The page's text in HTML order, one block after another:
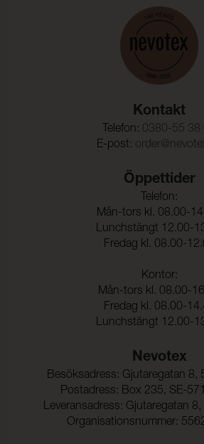
Kontakt
Telefon: 0380-55 38
E-post:
Öppettider
Telefon:
Mån-tors kl. 08.00-
Lunchstängt 12.00-
Fredag kl. 08.00-
Kontor:
Mån-tors kl. 08.00-
Fredag kl. 08.00-
Lunchstängt 12.00-
Nevotex
Besöksadress: Gjutaregatan 8,
Postadress: Box 235, SE-
Leveransadress: Gjutaregatan
Organisationsnummer: